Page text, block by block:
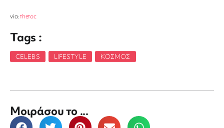
via:thetoc
Tags :
CELEBS LIFESTYLE ΚΌΣΜΟΣ
Μοιράσου το ...